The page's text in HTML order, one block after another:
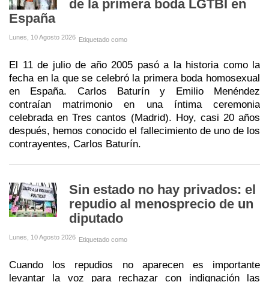
de la primera boda LGTBI en
España
Lunes, 10 Agosto 2026 Etiquetado como
El 11 de julio de año 2005 pasó a la historia como la
fecha en la que se celebró la primera boda homosexual
en España. Carlos Baturín y Emilio Menéndez
contraían matrimonio en una íntima ceremonia
celebrada en Tres cantos (Madrid). Hoy, casi 20 años
después, hemos conocido el fallecimiento de uno de los
contrayentes, Carlos Baturín.
Sin estado no hay privados: el
repudio al menosprecio de un
diputado
Lunes, 10 Agosto 2026 Etiquetado como
Cuando los repudios no aparecen es importante
levantar la voz para rechazar con indignación las